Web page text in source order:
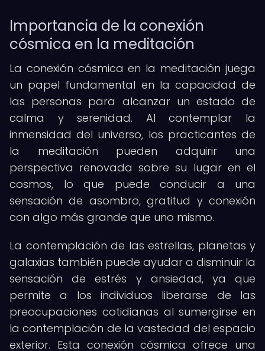
Importancia de la conexión
cósmica en la meditación
La conexión cósmica en la meditación juega
un papel fundamental en la capacidad de
las personas para alcanzar un estado de
calma y serenidad. Al contemplar la
inmensidad del universo, los practicantes de
la meditación pueden adquirir una
perspectiva renovada sobre su lugar en el
cosmos, lo que puede conducir a una
sensación de asombro, gratitud y conexión
con algo más grande que uno mismo.
La contemplación de las estrellas, planetas y
galaxias también puede ayudar a disminuir la
sensación de estrés y ansiedad, ya que
permite a los individuos liberarse de las
preocupaciones cotidianas al sumergirse en
la contemplación de la vastedad del espacio
exterior. Esta conexión cósmica ofrece una